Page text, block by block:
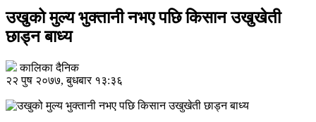
उखुको मुल्य भुक्तानी नभए पछि किसान उखुखेती
छाड्न बाध्य
कालिका दैनिक
२२ पुष २०७७, बुधबार १३:३६